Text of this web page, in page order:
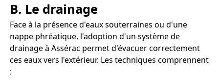
B. Le drainage
Face à la présence d'eaux souterraines ou d'une
nappe phréatique, l'adoption d'un système de
drainage à Assérac permet d'évacuer correctement
ces eaux vers l'extérieur. Les techniques comprennent
: